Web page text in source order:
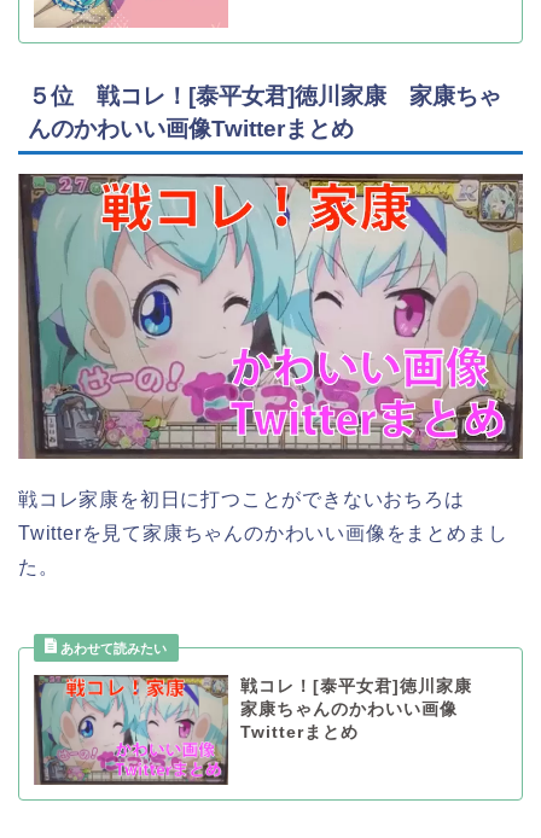
５位 戦コレ！[泰平女君]徳川家康 家康ちゃ
んのかわいい画像Twitterまとめ
戦コレ家康を初日に打つことができないおちろは
Twitterを見て家康ちゃんのかわいい画像をまとめまし
た。
戦コレ！[泰平女君]徳川家康
家康ちゃんのかわいい画像
Twitterまとめ